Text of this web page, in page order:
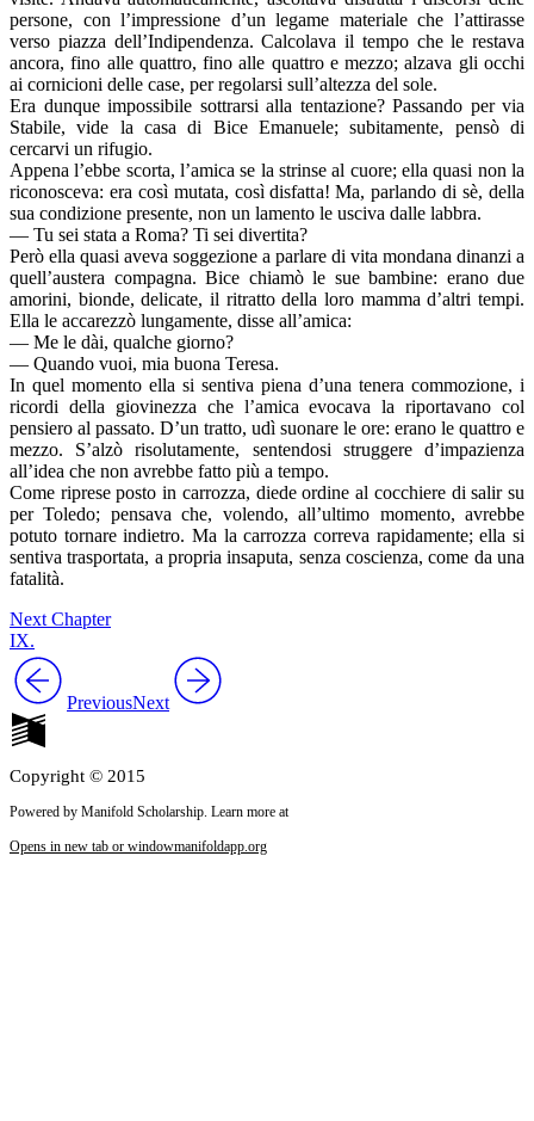
persone, con l’impressione d’un legame materiale che l’attirasse
verso piazza dell’Indipendenza. Calcolava il tempo che le restava
ancora, fino alle quattro, fino alle quattro e mezzo; alzava gli occhi
ai cornicioni delle case, per regolarsi sull’altezza del sole.
Era dunque impossibile sottrarsi alla tentazione? Passando per via
Stabile, vide la casa di Bice Emanuele; subitamente, pensò di
cercarvi un rifugio.
Appena l’ebbe scorta, l’amica se la strinse al cuore; ella quasi non la
riconosceva: era così mutata, così disfatta! Ma, parlando di sè, della
sua condizione presente, non un lamento le usciva dalle labbra.
— Tu sei stata a Roma? Ti sei divertita?
Però ella quasi aveva soggezione a parlare di vita mondana dinanzi a
quell’austera compagna. Bice chiamò le sue bambine: erano due
amorini, bionde, delicate, il ritratto della loro mamma d’altri tempi.
Ella le accarezzò lungamente, disse all’amica:
— Me le dài, qualche giorno?
— Quando vuoi, mia buona Teresa.
In quel momento ella si sentiva piena d’una tenera commozione, i
ricordi della giovinezza che l’amica evocava la riportavano col
pensiero al passato. D’un tratto, udì suonare le ore: erano le quattro e
mezzo. S’alzò risolutamente, sentendosi struggere d’impazienza
all’idea che non avrebbe fatto più a tempo.
Come riprese posto in carrozza, diede ordine al cocchiere di salir su
per Toledo; pensava che, volendo, all’ultimo momento, avrebbe
potuto tornare indietro. Ma la carrozza correva rapidamente; ella si
sentiva trasportata, a propria insaputa, senza coscienza, come da una
fatalità.
Next Chapter
IX.
PreviousNext
Copyright © 2015
Powered by Manifold Scholarship. Learn more at
Opens in new tab or windowmanifoldapp.org